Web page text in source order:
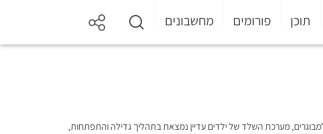
תוכן פורומים מחשבונים
מערכת השלד של ילדים עדיין נמצאת בתהליך גדילה והתפתחות,